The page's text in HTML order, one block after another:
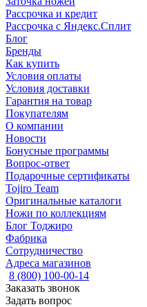
Рассрочка и кредит
Рассрочка с Яндекс.Сплит
Блог
Бренды
Как купить
Условия оплаты
Условия доставки
Гарантия на товар
Покупателям
О компании
Новости
Бонусные программы
Вопрос-ответ
Подарочные сертификаты
Tojiro Team
Оригинальные каталоги
Ножи по коллекциям
Блог Тоджиро
Фабрика
Сотрудничество
Адреса магазинов
8 (800) 100-00-14
Заказать звонок
Задать вопрос